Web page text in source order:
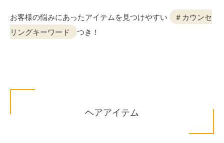
お客様の悩みにあったアイテムを見つけやすい
＃カウンセ
リングキーワード
つき！
ヘアアイテム